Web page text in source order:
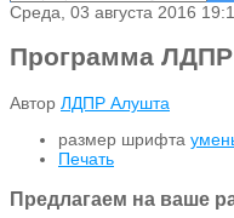
Среда, 03 августа 2016
Программа
Автор ЛДПР Алушта
размер шрифта
Печать
Предлагаем на ваше